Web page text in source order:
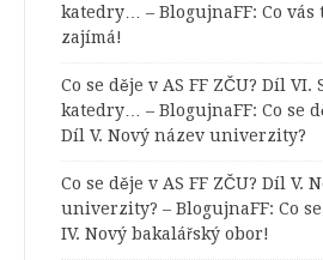
katedry… – BlogujnaFF: Co vás
zajímá!
Co se děje v AS FF ZČU? Díl VI.
katedry… – BlogujnaFF: Co se
Díl V. Nový název univerzity?
Co se děje v AS FF ZČU? Díl V.
univerzity? – BlogujnaFF: Co
IV. Nový bakalářský obor!